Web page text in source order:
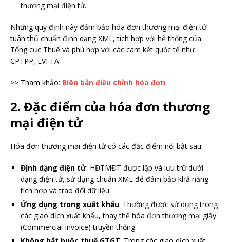
thương mại điện tử.
Những quy định này đảm bảo hóa đơn thương mại điện tử
tuân thủ chuẩn định dạng XML, tích hợp với hệ thống của
Tổng cục Thuế và phù hợp với các cam kết quốc tế như
CPTPP, EVFTA.
>> Tham khảo: Biên bản điều chỉnh hóa đơn.
2. Đặc điểm của hóa đơn thương
mại điện tử
Hóa đơn thương mại điện tử có các đặc điểm nổi bật sau:
Định dạng điện tử: HĐTMĐT được lập và lưu trữ dưới
dạng điện tử, sử dụng chuẩn XML để đảm bảo khả năng
tích hợp và trao đổi dữ liệu.
Ứng dụng trong xuất khẩu: Thường được sử dụng trong
các giao dịch xuất khẩu, thay thế hóa đơn thương mại giấy
(Commercial Invoice) truyền thống.